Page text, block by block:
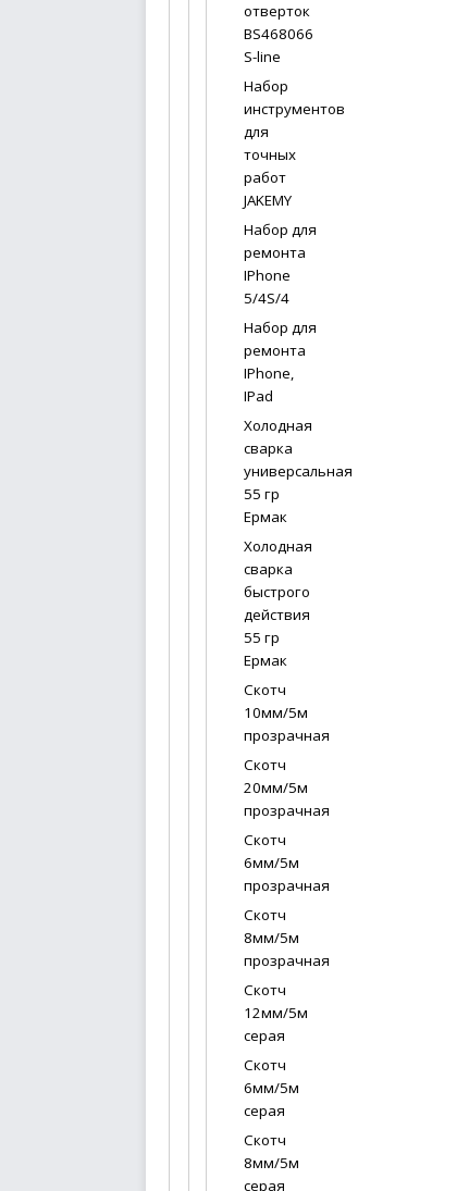
отверток
BS468066
S-line
Набор
инструментов
для
точных
работ
JAKEMY
Набор для
ремонта
IPhone
5/4S/4
Набор для
ремонта
IPhone,
IPad
Холодная
сварка
универсальная
55 гр
Ермак
Холодная
сварка
быстрого
действия
55 гр
Ермак
Скотч
10мм/5м
прозрачная
Скотч
20мм/5м
прозрачная
Скотч
6мм/5м
прозрачная
Скотч
8мм/5м
прозрачная
Скотч
12мм/5м
серая
Скотч
6мм/5м
серая
Скотч
8мм/5м
серая